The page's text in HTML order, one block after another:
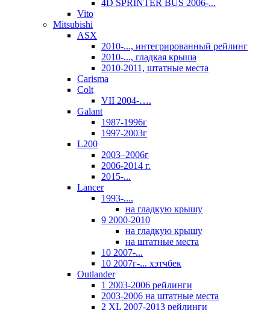
4D SPRINTER BUS 2006-...
Vito
Mitsubishi
ASX
2010-..., интегрированный рейлинг
2010-..., гладкая крыша
2010-2011, штатные места
Carisma
Colt
VII 2004-….
Galant
1987-1996г
1997-2003г
L200
2003–2006г
2006-2014 г.
2015-...
Lancer
1993-....
на гладкую крышу
9 2000-2010
на гладкую крышу
на штатные места
10 2007-...
10 2007г-... хэтчбек
Outlander
1 2003-2006 рейлинги
2003-2006 на штатные места
2 XL 2007-2013 рейлинги